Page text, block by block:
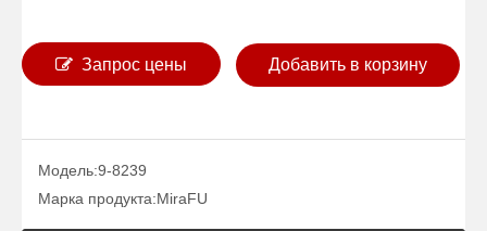
Запрос цены Добавить в корзину
Модель:9-8239
Марка продукта:MiraFU